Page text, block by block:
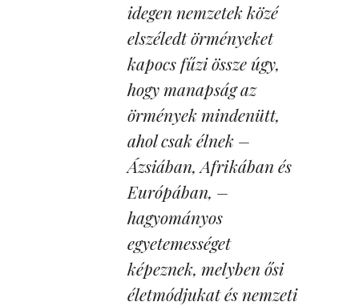
idegen nemzetek közé
elszéledt örményeket
kapocs fűzi össze úgy,
hogy manapság az
örmények mindenütt,
ahol csak élnek –
Ázsiában, Afrikában és
Európában, –
hagyományos
egyetemességet
képeznek, melyben ősi
életmódjukat és nemzeti